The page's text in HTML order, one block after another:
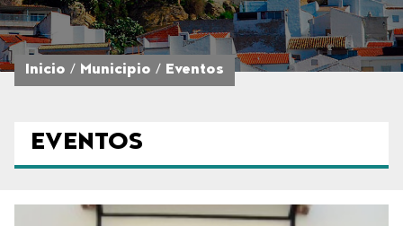
Inicio Municipio Eventos
EVENTOS